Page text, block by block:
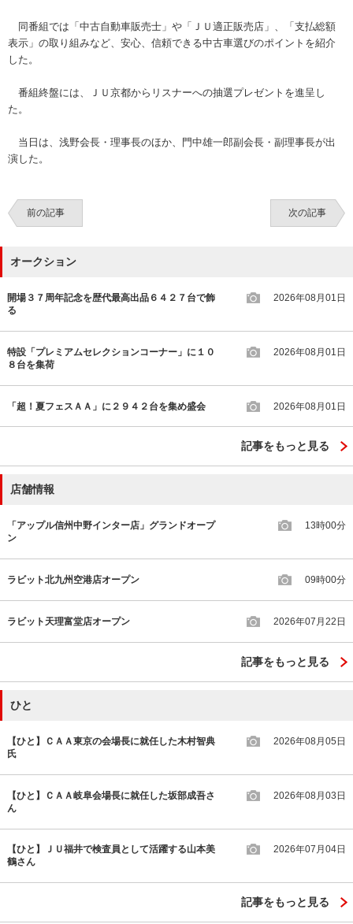
同番組では「中古自動車販売士」や「ＪＵ適正販売店」、「支払総額
表示」の取り組みなど、安心、信頼できる中古車選びのポイントを紹介
した。
番組終盤には、ＪＵ京都からリスナーへの抽選プレゼントを進呈し
た。
当日は、浅野会長・理事長のほか、門中雄一郎副会長・副理事長が出
演した。
前の記事 次の記事
オークション
開場３７周年記念を歴代最高出品６４２７台で飾
る
2026年08月01日
特設「プレミアムセレクションコーナー」に１０
８台を集荷
2026年08月01日
「超！夏フェスＡＡ」に２９４２台を集め盛会 2026年08月01日
記事をもっと見る
店舗情報
「アップル信州中野インター店」グランドオープ
ン
13時00分
ラビット北九州空港店オープン 09時00分
ラビット天理富堂店オープン 2026年07月22日
記事をもっと見る
ひと
【ひと】ＣＡＡ東京の会場長に就任した木村智典
氏
2026年08月05日
【ひと】ＣＡＡ岐阜会場長に就任した坂部成吾さ
ん
2026年08月03日
【ひと】ＪＵ福井で検査員として活躍する山本美
鶴さん
2026年07月04日
記事をもっと見る